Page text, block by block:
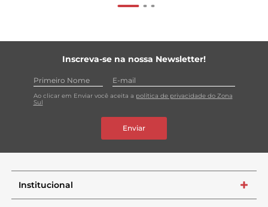
Inscreva-se na nossa Newsletter!
Ao clicar em Enviar você aceita a política de privacidade do Zona
Sul
Enviar
Institucional +